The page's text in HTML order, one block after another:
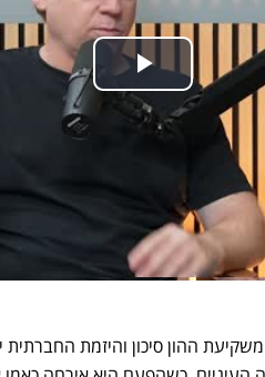
ההון סיכון והיזמת החברתית